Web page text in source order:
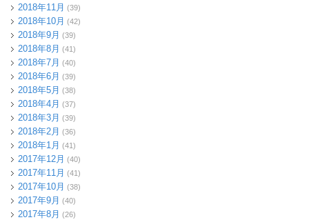
2018年11月 (39)
2018年10月 (42)
2018年9月 (39)
2018年8月 (41)
2018年7月 (40)
2018年6月 (39)
2018年5月 (38)
2018年4月 (37)
2018年3月 (39)
2018年2月 (36)
2018年1月 (41)
2017年12月 (40)
2017年11月 (41)
2017年10月 (38)
2017年9月 (40)
2017年8月 (26)